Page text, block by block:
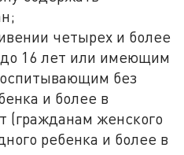
четырех и более
до 16 лет или имеющим
без
и более в
(гражданам женского
ребенка и более в